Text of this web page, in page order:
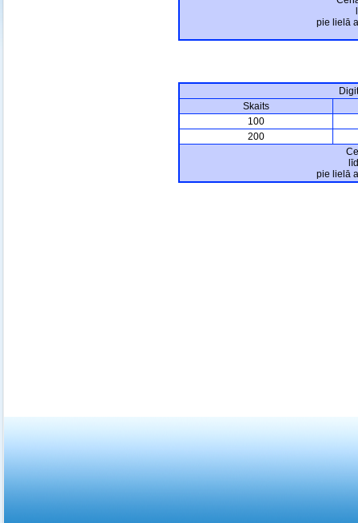
pie lielā
Skaits
100
200
pie lielā